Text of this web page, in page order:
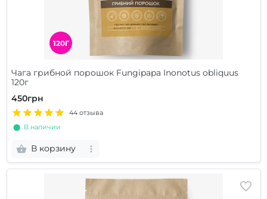
120Г
Чага грибной порошок Fungipapa Inonotus obliquus
120г
450грн
44 отзыва
⬤ В наличии
В корзину